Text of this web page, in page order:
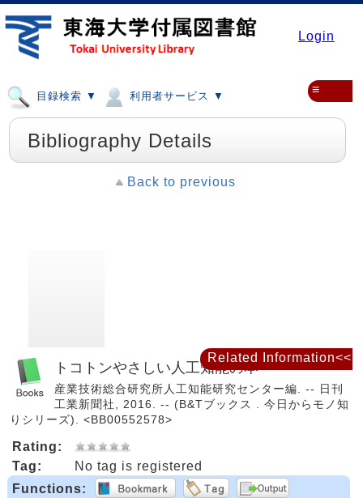
Login
目録検索 ▼ 利用者サービス ▼ ≡
Bibliography Details
Back to previous
トコトンやさしい人工知能の本
産業技術総合研究所人工知能研究センター編. -- 日刊
工業新聞社, 2016. -- (B&Tブックス . 今日からモノ知
りシリーズ). <BB00552578>
Rating:
Tag:
No tag is registered
Functions:
Related Information<<